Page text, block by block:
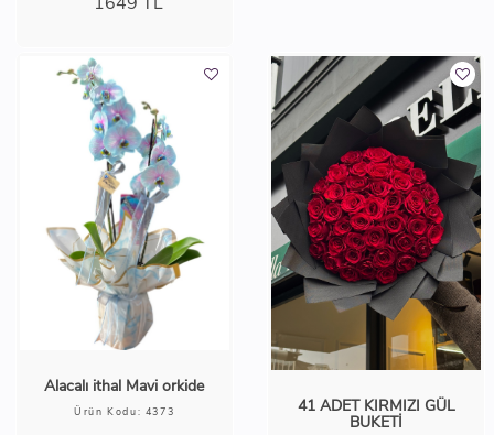
Alacalı ithal Mavi orkide
Ürün Kodu: 4373 41 ADET KIRMIZI GÜL
BUKETİ